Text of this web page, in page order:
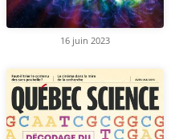
16 juin 2023